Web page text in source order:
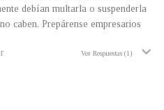
debían multarla o suspenderla
caben. Prepárense empresarios
Ver Respuestas (1)